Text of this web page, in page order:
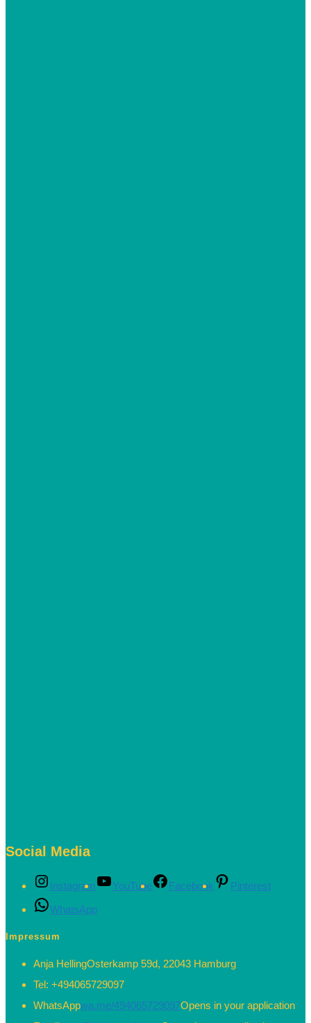
Social Media
Instagram YouTube Facebook
Pinterest
WhatsApp
Impressum
Anja HellingOsterkamp 59d, 22043 Hamburg
Tel: +494065729097
WhatsAppwa.me/494065729097Opens in your application